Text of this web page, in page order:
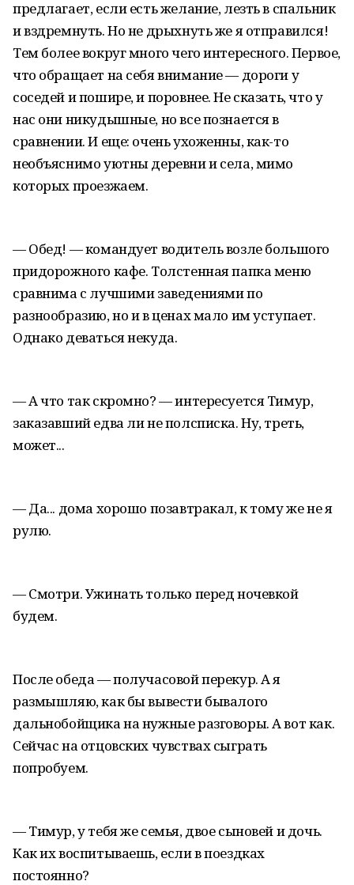
предлагает, если есть желание, лезть в спальник
и вздремнуть. Но не дрыхнуть же я отправился!
Тем более вокруг много чего интересного. Первое,
что обращает на себя внимание — дороги у
соседей и пошире, и поровнее. Не сказать, что у
нас они никудышные, но все познается в
сравнении. И еще: очень ухоженны, как-то
необъяснимо уютны деревни и села, мимо
которых проезжаем.
— Обед! — командует водитель возле большого
придорожного кафе. Толстенная папка меню
сравнима с лучшими заведениями по
разнообразию, но и в ценах мало им уступает.
Однако деваться некуда.
— А что так скромно? — интересуется Тимур,
заказавший едва ли не полсписка. Ну, треть,
может...
— Да... дома хорошо позавтракал, к тому же не я
рулю.
— Смотри. Ужинать только перед ночевкой
будем.
После обеда — получасовой перекур. А я
размышляю, как бы вывести бывалого
дальнобойщика на нужные разговоры. А вот как.
Сейчас на отцовских чувствах сыграть
попробуем.
— Тимур, у тебя же семья, двое сыновей и дочь.
Как их воспитываешь, если в поездках
постоянно?